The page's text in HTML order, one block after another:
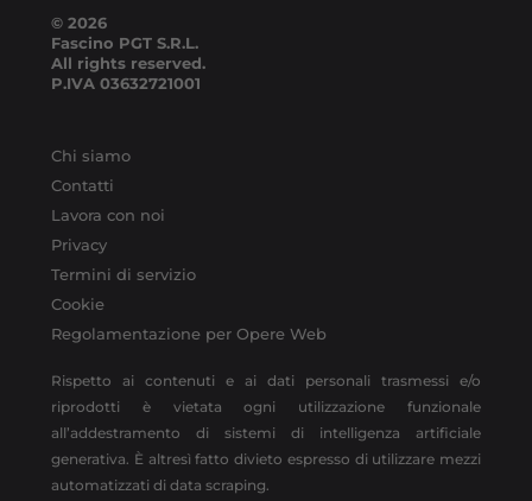
© 2026
Fascino PGT S.R.L.
All rights reserved.
P.IVA 03632721001
Chi siamo
Contatti
Lavora con noi
Privacy
Termini di servizio
Cookie
Regolamentazione per Opere Web
Rispetto ai contenuti e ai dati personali trasmessi e/o
riprodotti è vietata ogni utilizzazione funzionale
all’addestramento di sistemi di intelligenza artificiale
generativa. È altresì fatto divieto espresso di utilizzare mezzi
automatizzati di data scraping.